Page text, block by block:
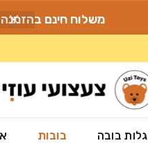
משלוח חינם בהזמנה מעל
בובה בובות